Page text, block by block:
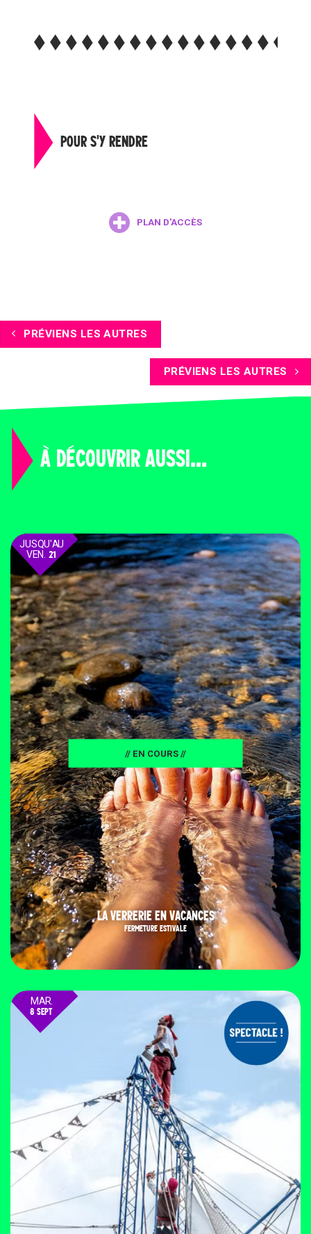
POUR S'Y RENDRE
PLAN D'ACCÈS
PRÉVIENS LES AUTRES
PRÉVIENS LES AUTRES
À DÉCOUVRIR AUSSI...
JUSQU'AU
VEN. 21
AOÛT
// EN COURS //
LA VERRERIE EN VACANCES
FERMETURE ESTIVALE
MAR.
8 SEPT